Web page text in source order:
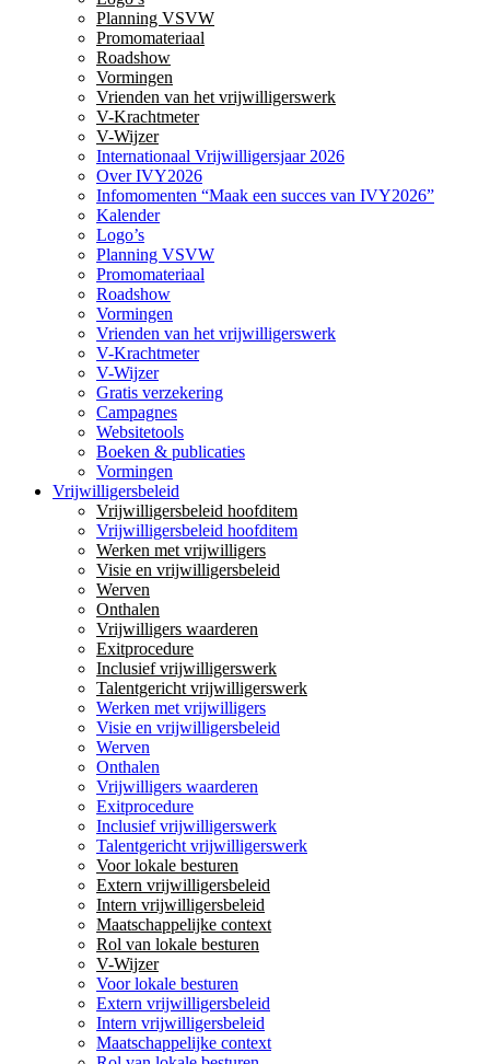
Planning VSVW
Promomateriaal
Roadshow
Vormingen
Vrienden van het vrijwilligerswerk
V-Krachtmeter
V-Wijzer
Internationaal Vrijwilligersjaar 2026
Over IVY2026
Infomomenten “Maak een succes van IVY2026”
Kalender
Logo’s
Planning VSVW
Promomateriaal
Roadshow
Vormingen
Vrienden van het vrijwilligerswerk
V-Krachtmeter
V-Wijzer
Gratis verzekering
Campagnes
Websitetools
Boeken & publicaties
Vormingen
Vrijwilligersbeleid
Vrijwilligersbeleid hoofditem
Vrijwilligersbeleid hoofditem
Werken met vrijwilligers
Visie en vrijwilligersbeleid
Werven
Onthalen
Vrijwilligers waarderen
Exitprocedure
Inclusief vrijwilligerswerk
Talentgericht vrijwilligerswerk
Werken met vrijwilligers
Visie en vrijwilligersbeleid
Werven
Onthalen
Vrijwilligers waarderen
Exitprocedure
Inclusief vrijwilligerswerk
Talentgericht vrijwilligerswerk
Voor lokale besturen
Extern vrijwilligersbeleid
Intern vrijwilligersbeleid
Maatschappelijke context
Rol van lokale besturen
V-Wijzer
Voor lokale besturen
Extern vrijwilligersbeleid
Intern vrijwilligersbeleid
Maatschappelijke context